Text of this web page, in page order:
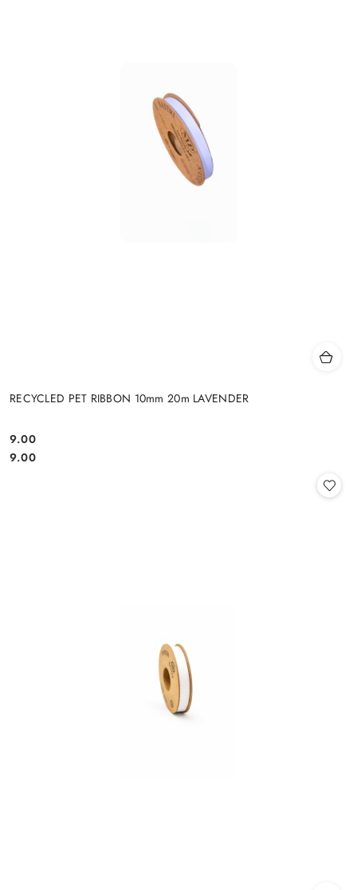
RECYCLED PET RIBBON 10mm 20m LAVENDER
Cena:
9.00
Cena:
9.00